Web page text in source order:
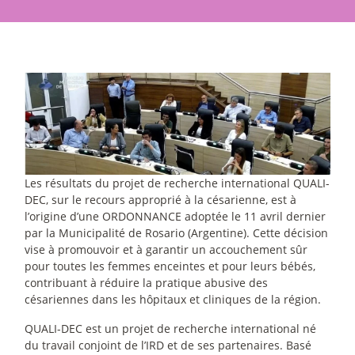
Les résultats du projet de recherche international QUALI-
DEC, sur le recours approprié à la césarienne, est à
l’origine d’une ORDONNANCE adoptée le 11 avril dernier
par la Municipalité de Rosario (Argentine). Cette décision
vise à promouvoir et à garantir un accouchement sûr
pour toutes les femmes enceintes et pour leurs bébés,
contribuant à réduire la pratique abusive des
césariennes dans les hôpitaux et cliniques de la région.
QUALI-DEC est un projet de recherche international né
du travail conjoint de l’IRD et de ses partenaires. Basé